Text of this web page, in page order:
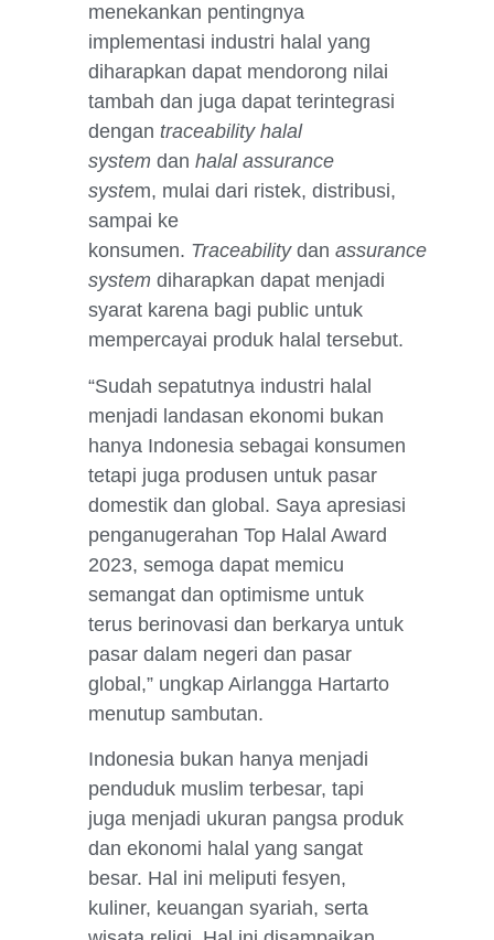
menekankan pentingnya
implementasi industri halal yang
diharapkan dapat mendorong nilai
tambah dan juga dapat terintegrasi
dengan traceability halal
system dan halal assurance
system, mulai dari ristek, distribusi,
sampai ke
konsumen. Traceabilitydan assurance
system diharapkan dapat menjadi
syarat karena bagi public untuk
mempercayai produk halal tersebut.
“Sudah sepatutnya industri halal
menjadi landasan ekonomi bukan
hanya Indonesia sebagai konsumen
tetapi juga produsen untuk pasar
domestik dan global. Saya apresiasi
penganugerahan Top Halal Award
2023, semoga dapat memicu
semangat dan optimisme untuk
terus berinovasi dan berkarya untuk
pasar dalam negeri dan pasar
global,” ungkap Airlangga Hartarto
menutup sambutan.
Indonesia bukan hanya menjadi
penduduk muslim terbesar, tapi
juga menjadi ukuran pangsa produk
dan ekonomi halal yang sangat
besar. Hal ini meliputi fesyen,
kuliner, keuangan syariah, serta